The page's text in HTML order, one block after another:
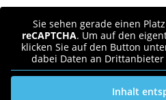
Sie sehen gerade einen
reCAPTCHA. Um auf den
klicken Sie auf den Button
dabei Daten an
Inhalt